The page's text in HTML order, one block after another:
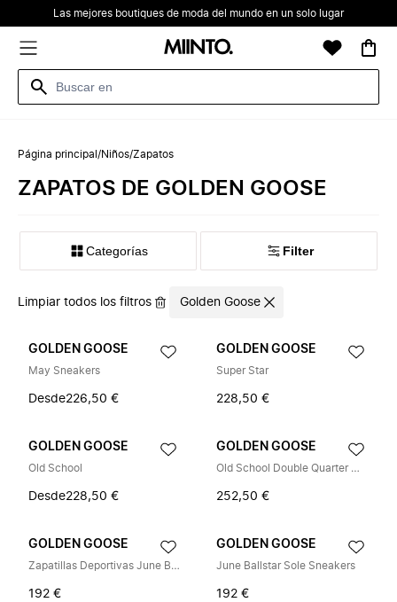
Las mejores boutiques de moda del mundo en un solo lugar
Página principal /Niños/Zapatos
ZAPATOS DE GOLDEN GOOSE
Categorías Filter
Limpiar todos los filtros Golden Goose
GOLDEN GOOSE
May Sneakers
Desde226,50 €
GOLDEN GOOSE
Super Star
228,50 €
GOLDEN GOOSE
Old School
Desde228,50 €
GOLDEN GOOSE
Old School Double Quarter With Lis
252,50 €
GOLDEN GOOSE
Zapatillas Deportivas June Basket
192 €
GOLDEN GOOSE
June Ballstar Sole Sneakers
192 €